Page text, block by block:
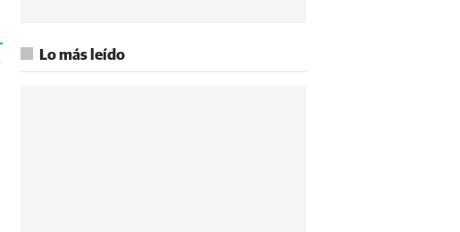
Lo más leído